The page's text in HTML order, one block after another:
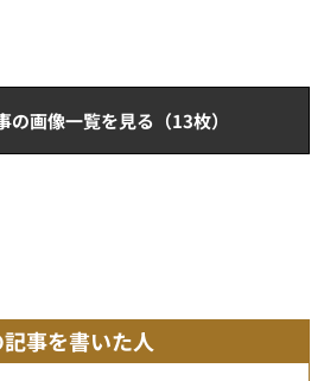
の画像一覧を見る（13枚）
記事を書いた人